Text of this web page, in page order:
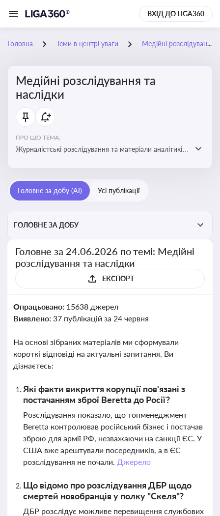
ВХІД ДО LIGA360
Головна Теми в центрі уваги Медійні розслідування та наслідки
Медійні розслідування та
наслідки
ПРО ЩО ТЕМА:
Журналістські розслідування та матеріали аналітиків
компаній, посадових осіб і пов’язаних осіб
Головне за добу (AI) Усі публікації
ГОЛОВНЕ ЗА ДОБУ
Головне за 24.06.2026 по темі: Медійні
розслідування та наслідки
ЕКСПОРТ
Опрацьовано: 15638 джерел
Виявлено: 37 публікацій за 24 червня
На основі зібраних матеріалів ми сформували
короткі відповіді на актуальні запитання. Ви
дізнаєтесь:
Які факти викриття корупції пов'язані з
постачанням зброї Beretta до Росії?
Розслідування показало, що топменеджмент
Beretta контролював російський бізнес і постачав
зброю для армії РФ, незважаючи на санкції ЄС. У
США вже арештували посередників, а в ЄС
розслідування не почали. Джерело
Що відомо про розслідування ДБР щодо
смертей новобранців у полку "Скеля"?
ДБР розслідує можливе перевищення службових